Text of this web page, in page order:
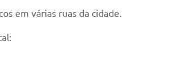
em várias ruas da cidade.